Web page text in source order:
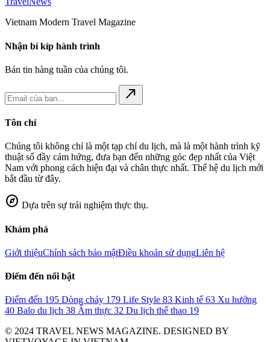
Vietnam Modern Travel Magazine
Nhận bí kíp hành trình
Bản tin hàng tuần của chúng tôi.
north_east
Tôn chỉ
Chúng tôi không chỉ là một tạp chí du lịch, mà là một hành trình kỹ
thuật số đầy cảm hứng, đưa bạn đến những góc đẹp nhất của Việt
Nam với phong cách hiện đại và chân thực nhất. Thế hệ du lịch mới
bắt đầu từ đây.
explore Dựa trên sự trải nghiệm thực thụ.
Khám phá
Giới thiệuChính sách bảo mậtĐiều khoản sử dụngLiên hệ
Điểm đến nổi bật
Điểm đến 195 Dòng chảy 179 Life Style 83 Kinh tế 63 Xu hướng
40 Balo du lịch 38 Ẩm thực 32 Du lịch thể thao 19
© 2024 TRAVEL NEWS MAGAZINE. DESIGNED BY